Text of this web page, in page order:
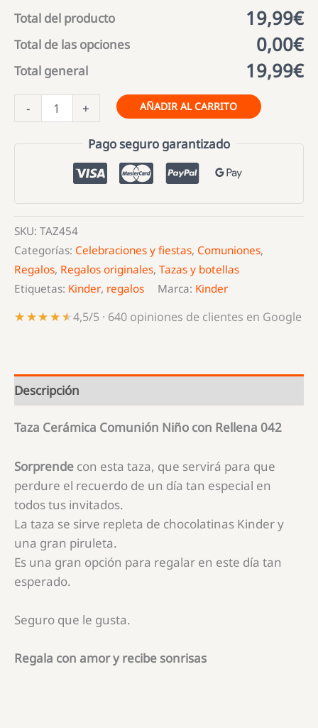
Total del producto 19,99€
Total de las opciones 0,00€
Total general 19,99€
-
Cerámica
Comunión
Modelo
042
cantidad
+ AÑADIR AL CARRITO
Pago seguro garantizado
SKU: TAZ454
Categorías: Celebraciones y fiestas, Comuniones,
Regalos, Regalos originales, Tazas y botellas
Etiquetas: Kinder, regalos Marca: Kinder
★★★★★
★★★★★4,5/5 · 640 opiniones de clientes en Google
Descripción
Taza Cerámica Comunión Niño con Rellena 042
Sorprende con esta taza, que servirá para que
perdure el recuerdo de un día tan especial en
todos tus invitados.
La taza se sirve repleta de chocolatinas Kinder y
una gran piruleta.
Es una gran opción para regalar en este día tan
esperado.
Seguro que le gusta.
Regala con amor y recibe sonrisas